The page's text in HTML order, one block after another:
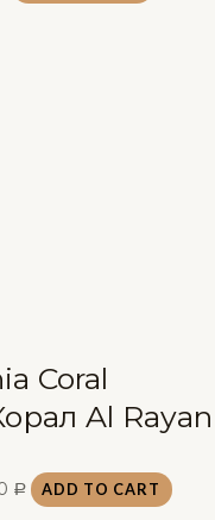
Coral
Al Rayan
Р ADD TO CART